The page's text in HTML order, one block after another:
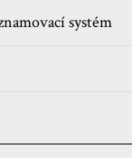
systém